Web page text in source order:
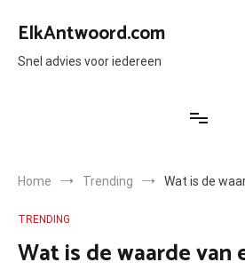
naar
inhoud
ElkAntwoord.com
Snel advies voor iedereen
Home Trending Wat is de
TRENDING
Wat is de waarde van